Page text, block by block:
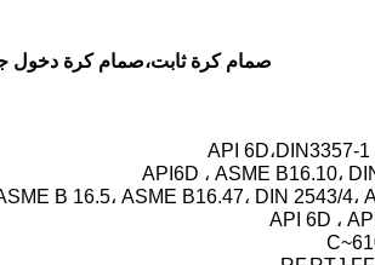
صمام كرة ثابت،صمام كرة دخول